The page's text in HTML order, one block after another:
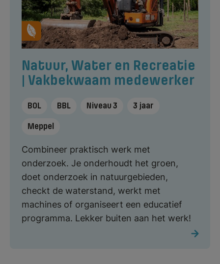
Natuur, Water en Recreatie
| Vakbekwaam medewerker
BOL BBL Niveau 3 3 jaar
Meppel
Combineer praktisch werk met
onderzoek. Je onderhoudt het groen,
doet onderzoek in natuurgebieden,
checkt de waterstand, werkt met
machines of organiseert een educatief
programma. Lekker buiten aan het werk!